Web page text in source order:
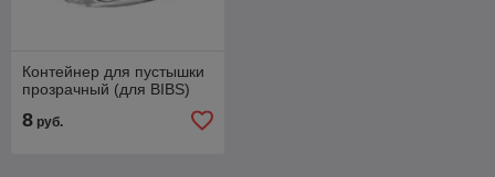
Контейнер для пустышки
прозрачный (для BIBS)
8 руб.